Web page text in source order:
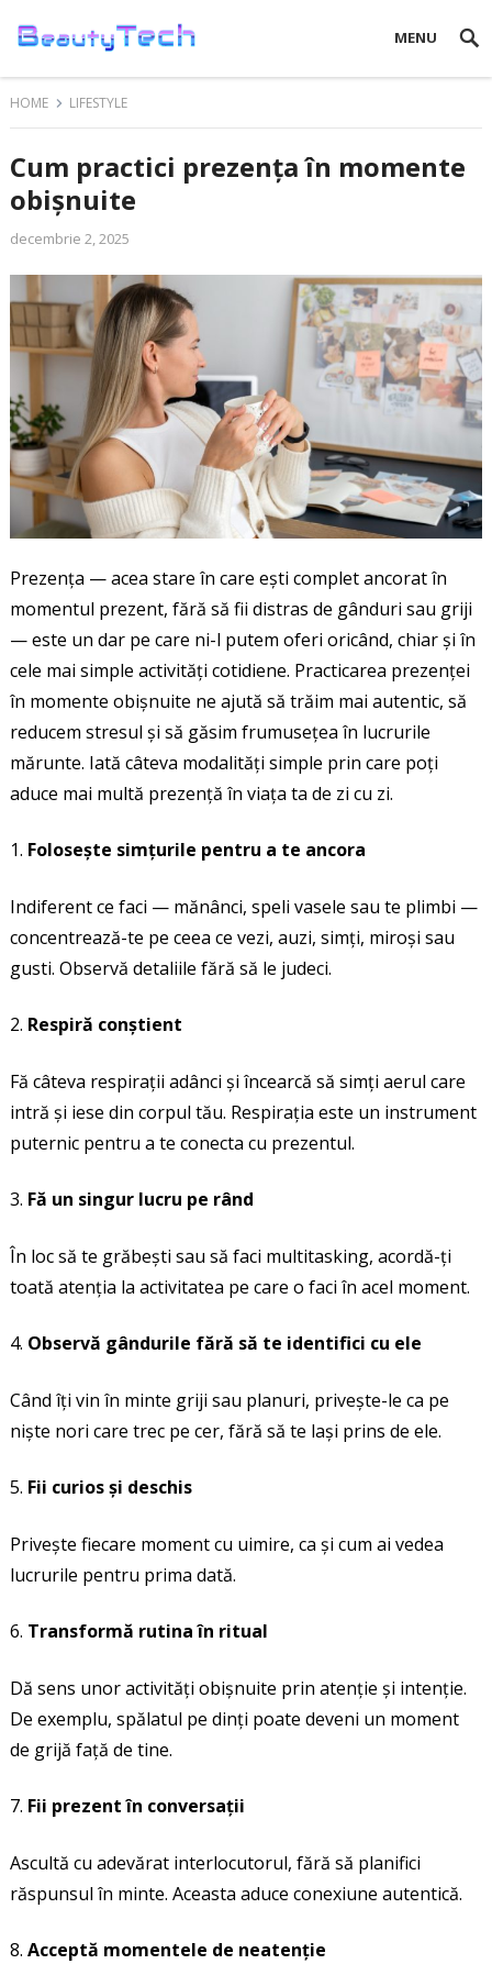
MENU
HOME LIFESTYLE
Cum practici prezența în momente
obișnuite
decembrie 2, 2025
Prezența — acea stare în care ești complet ancorat în
momentul prezent, fără să fii distras de gânduri sau griji
— este un dar pe care ni-l putem oferi oricând, chiar și în
cele mai simple activități cotidiene. Practicarea prezenței
în momente obișnuite ne ajută să trăim mai autentic, să
reducem stresul și să găsim frumusețea în lucrurile
mărunte. Iată câteva modalități simple prin care poți
aduce mai multă prezență în viața ta de zi cu zi.
Folosește simțurile pentru a te ancora
Indiferent ce faci — mănânci, speli vasele sau te plimbi —
concentrează-te pe ceea ce vezi, auzi, simți, miroși sau
gusti. Observă detaliile fără să le judeci.
Respiră conștient
Fă câteva respirații adânci și încearcă să simți aerul care
intră și iese din corpul tău. Respirația este un instrument
puternic pentru a te conecta cu prezentul.
Fă un singur lucru pe rând
În loc să te grăbești sau să faci multitasking, acordă-ți
toată atenția la activitatea pe care o faci în acel moment.
Observă gândurile fără să te identifici cu ele
Când îți vin în minte griji sau planuri, privește-le ca pe
niște nori care trec pe cer, fără să te lași prins de ele.
Fii curios și deschis
Privește fiecare moment cu uimire, ca și cum ai vedea
lucrurile pentru prima dată.
Transformă rutina în ritual
Dă sens unor activități obișnuite prin atenție și intenție.
De exemplu, spălatul pe dinți poate deveni un moment
de grijă față de tine.
Fii prezent în conversații
Ascultă cu adevărat interlocutorul, fără să planifici
răspunsul în minte. Aceasta aduce conexiune autentică.
Acceptă momentele de neatenție